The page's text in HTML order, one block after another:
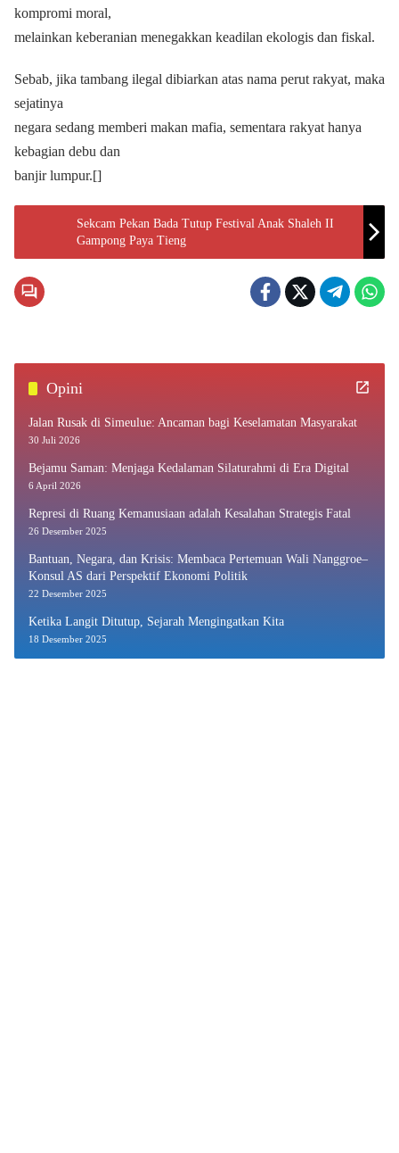
kompromi moral,
melainkan keberanian menegakkan keadilan ekologis dan fiskal.
Sebab, jika tambang ilegal dibiarkan atas nama perut rakyat, maka
sejatinya
negara sedang memberi makan mafia, sementara rakyat hanya
kebagian debu dan
banjir lumpur.[]
Sekcam Pekan Bada Tutup Festival Anak Shaleh II
Gampong Paya Tieng
Opini
Jalan Rusak di Simeulue: Ancaman bagi Keselamatan Masyarakat
30 Juli 2026
Bejamu Saman: Menjaga Kedalaman Silaturahmi di Era Digital
6 April 2026
Represi di Ruang Kemanusiaan adalah Kesalahan Strategis Fatal
26 Desember 2025
Bantuan, Negara, dan Krisis: Membaca Pertemuan Wali Nanggroe–
Konsul AS dari Perspektif Ekonomi Politik
22 Desember 2025
Ketika Langit Ditutup, Sejarah Mengingatkan Kita
18 Desember 2025